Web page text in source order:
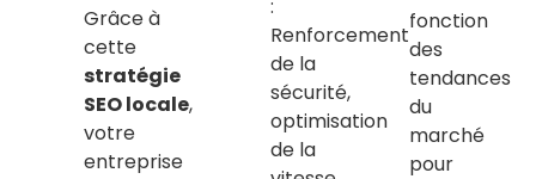
Grâce à
cette
stratégie
SEO locale,
votre
entreprise
:
Renforcement
de la
sécurité,
optimisation
de la
fonction
des
tendances
du
marché
pour